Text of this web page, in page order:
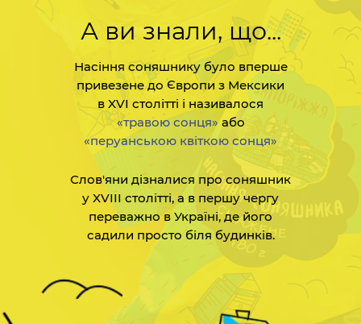
А ви знали, що...
Насіння соняшнику було вперше
привезене до Європи з Мексики
в XVI столітті і називалося
«травою сонця»або
«перуанською квіткою сонця»
Слов'яни дізналися про соняшник
у XVIII столітті, а в першу чергу
переважно вУкраїні, де його
садили просто біля будинків.